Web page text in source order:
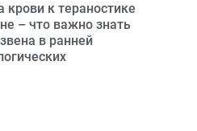
крови к тераностике
– что важно знать
в ранней